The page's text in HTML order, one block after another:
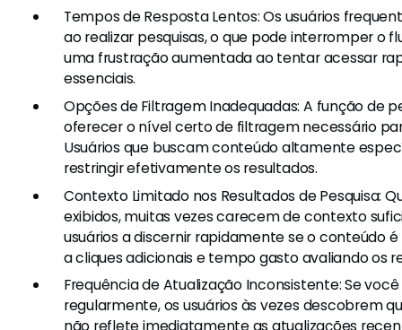
Tempos de Resposta Lentos: Os usuários
ao realizar pesquisas, o que pode interromper o
uma frustração aumentada ao tentar acessar
essenciais.
Opções de Filtragem Inadequadas: A função de
oferecer o nível certo de filtragem necessário
Usuários que buscam conteúdo altamente
restringir efetivamente os resultados.
Contexto Limitado nos Resultados de Pesquisa:
exibidos, muitas vezes carecem de contexto
usuários a discernir rapidamente se o conteúdo
a cliques adicionais e tempo gasto avaliando os
Frequência de Atualização Inconsistente: Se
regularmente, os usuários às vezes descobrem